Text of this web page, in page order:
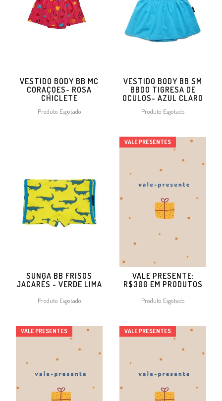
VESTIDO BODY BB MC
CORAÇOES- ROSA
CHICLETE
Produto Esgotado
VESTIDO BODY BB SM
BBDO TIGRESA DE
OCULOS- AZUL CLARO
Produto Esgotado
SUNGA BB FRISOS
JACARÉS - VERDE LIMA
Produto Esgotado
VALE PRESENTE:
R$300 EM PRODUTOS
Produto Esgotado
VALE PRESENTES
VALE PRESENTES VALE PRESENTES